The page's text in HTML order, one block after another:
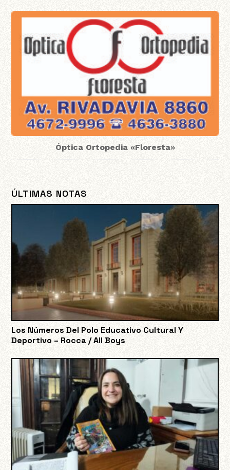
Óptica Ortopedia «Floresta»
ÚLTIMAS NOTAS
Los Números Del Polo Educativo Cultural Y
Deportivo – Rocca / All Boys